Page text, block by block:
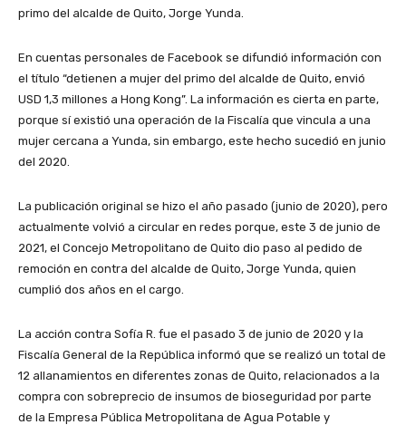
primo del alcalde de Quito, Jorge Yunda.
En cuentas personales de Facebook se difundió información con
el título “detienen a mujer del primo del alcalde de Quito, envió
USD 1,3 millones a Hong Kong”. La información es cierta en parte,
porque sí existió una operación de la Fiscalía que vincula a una
mujer cercana a Yunda, sin embargo, este hecho sucedió en junio
del 2020.
La publicación original se hizo el año pasado (junio de 2020), pero
actualmente volvió a circular en redes porque, este 3 de junio de
2021, el Concejo Metropolitano de Quito dio paso al pedido de
remoción en contra del alcalde de Quito, Jorge Yunda, quien
cumplió dos años en el cargo.
La acción contra Sofía R. fue el pasado 3 de junio de 2020 y la
Fiscalía General de la República informó que se realizó un total de
12 allanamientos en diferentes zonas de Quito, relacionados a la
compra con sobreprecio de insumos de bioseguridad por parte
de la Empresa Pública Metropolitana de Agua Potable y